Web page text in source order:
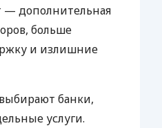
— дополнительная
больше
и излишние
банки,
услуги.